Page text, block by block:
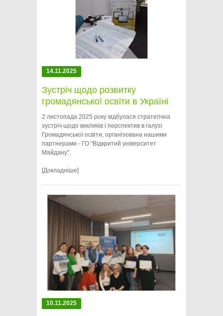
14.11.2025
Зустріч щодо розвитку
громадянської освіти в Україні
2 листопада 2025 року відбулася стратегічна
зустріч щодо викликів і перспектив в галузі
Громадянської освіти, організована нашими
партнерами - ГО "Відкритий університет
Майдану".
[Докладніше]
10.11.2025